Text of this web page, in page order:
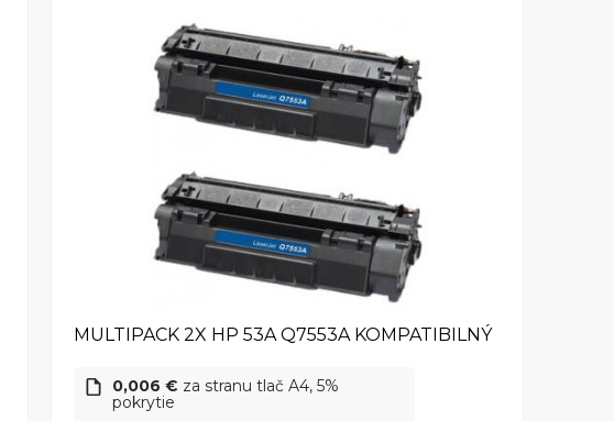
MULTIPACK 2X HP 53A Q7553A KOMPATIBILNÝ
0,006 € za stranu tlač A4, 5%
pokrytie